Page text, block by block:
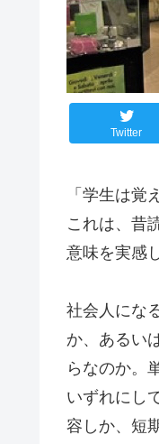
Twitter
「学生は覚
これは、昔
意味を実感
社会人にな
か、あるい
らなのか。
いずれにし
容しか、短